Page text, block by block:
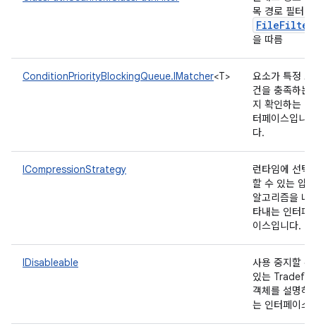
목 경로 필터
FileFilter
을 따름
ConditionPriorityBlockingQueue.IMatcher<T>
요소가 특정 조
건을 충족하는
지 확인하는 인
터페이스입니
다.
ICompressionStrategy
런타임에 선택
할 수 있는 압축
알고리즘을 나
타내는 인터페
이스입니다.
IDisableable
사용 중지할 수
있는 Tradefed
객체를 설명하
는 인터페이스